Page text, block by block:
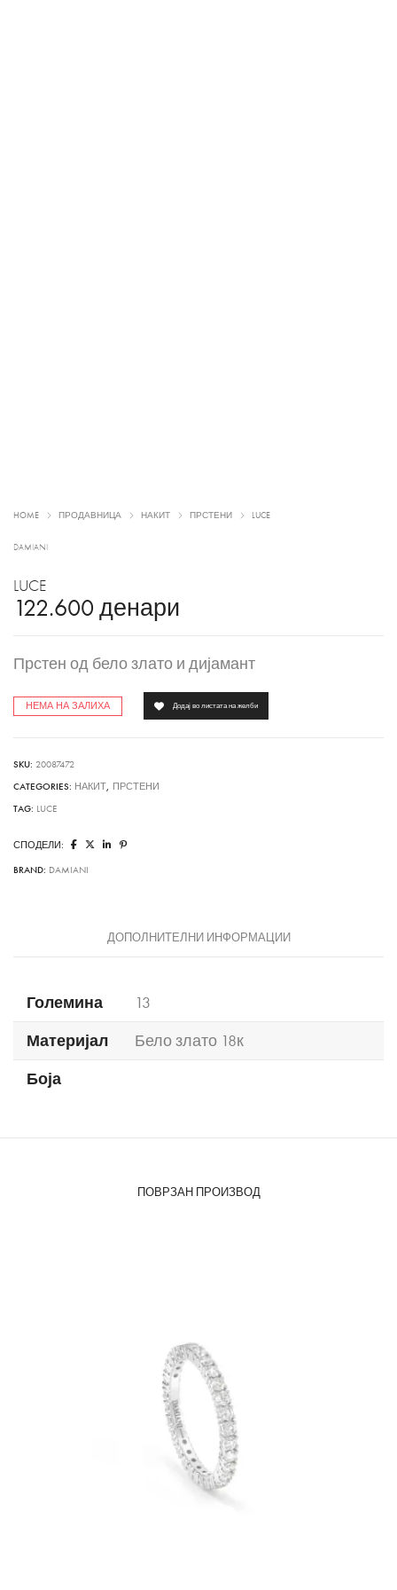
HOME ПРОДАВНИЦА НАКИТ ПРСТЕНИ LUCE
DAMIANI
LUCE
122.600 денари
Прстен од бело злато и дијамант
НЕМА НА ЗАЛИХА Додај во листата на желби
SKU: 20087472
CATEGORIES: НАКИТ, ПРСТЕНИ
TAG: LUCE
СПОДЕЛИ:
BRAND: DAMIANI
ДОПОЛНИТЕЛНИ ИНФОРМАЦИИ
Големина
13
Материјал
Бело злато 18к
Боја
ПОВРЗАН ПРОИЗВОД